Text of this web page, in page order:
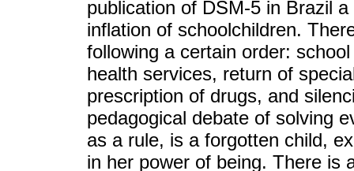
publication of DSM-5 in Brazil
inflation of schoolchildren.
following a certain order:
health services, return of
prescription of drugs, and
pedagogical debate of solving
as a rule, is a forgotten child,
in her power of being. There is